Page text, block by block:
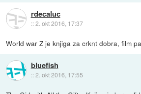
rdecaluc
::2. okt 2016, 17:37
World war Z je knjiga za crknt dobra, film
bluefish
::2. okt 2016, 17:55